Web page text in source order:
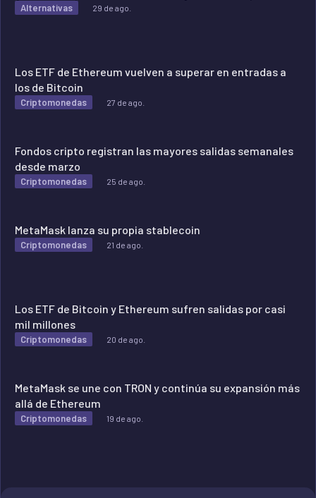
Alternativas 29 de ago.
Los ETF de Ethereum vuelven a superar en entradas a
los de Bitcoin
Criptomonedas 27 de ago.
Fondos cripto registran las mayores salidas semanales
desde marzo
Criptomonedas 25 de ago.
MetaMask lanza su propia stablecoin
Criptomonedas 21 de ago.
Los ETF de Bitcoin y Ethereum sufren salidas por casi
mil millones
Criptomonedas 20 de ago.
MetaMask se une con TRON y continúa su expansión más
allá de Ethereum
Criptomonedas 19 de ago.